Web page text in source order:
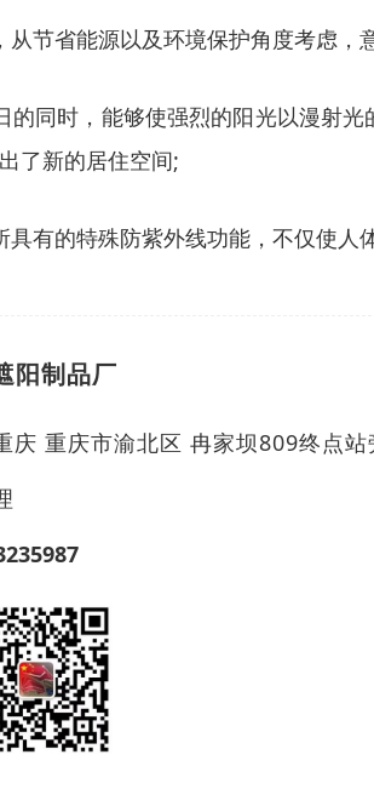
从节省能源以及环境保护角度考虑，
的同时，能够使强烈的阳光以漫射
了新的居住空间;
有的特殊防紫外线功能，不仅使人
阳制品厂
庆 重庆市渝北区 冉家坝809终点站